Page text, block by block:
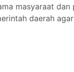
masyaraat
daerah